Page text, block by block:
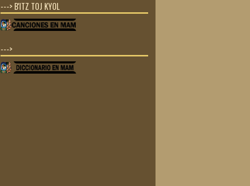
---> B'ITZ TOJ KYOL
--->